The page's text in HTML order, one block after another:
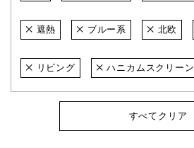
遮熱 ブルー系 北欧
リビング ハニカムスクリーン
すべてクリア